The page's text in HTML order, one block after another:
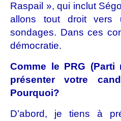
Raspail », qui inclut
allons tout droit vers
sondages. Dans ces
démocratie.
Comme le PRG
présenter votre
Pourquoi?
D’abord, je tiens à